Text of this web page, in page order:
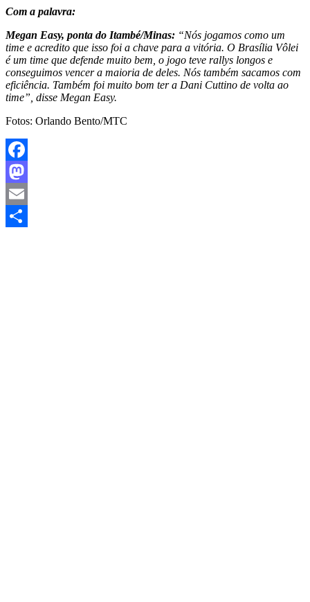
Com a palavra:
Megan Easy, ponta do Itambé/Minas: “Nós jogamos como um
time e acredito que isso foi a chave para a vitória. O Brasília Vôlei
é um time que defende muito bem, o jogo teve rallys longos e
conseguimos vencer a maioria de deles. Nós também sacamos com
eficiência. Também foi muito bom ter a Dani Cuttino de volta ao
time”, disse Megan Easy.
Fotos: Orlando Bento/MTC
Facebook
Mastodon
Email